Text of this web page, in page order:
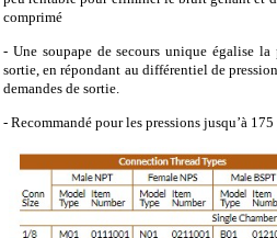
comprimé
- Une soupape de secours unique égalise
sortie, en répondant au différentiel de
demandes de sortie.
- Recommandé pour les pressions jusqu’à